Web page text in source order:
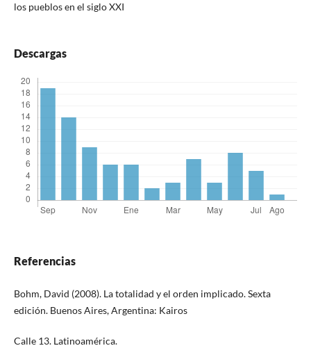
los pueblos en el siglo XXI
Descargas
Referencias
Bohm, David (2008). La totalidad y el orden implicado. Sexta
edición. Buenos Aires, Argentina: Kairos
Calle 13. Latinoamérica.